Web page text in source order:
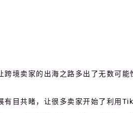
境卖家的出海之路多出了无数可能
有目共睹，让很多卖家开始了利用